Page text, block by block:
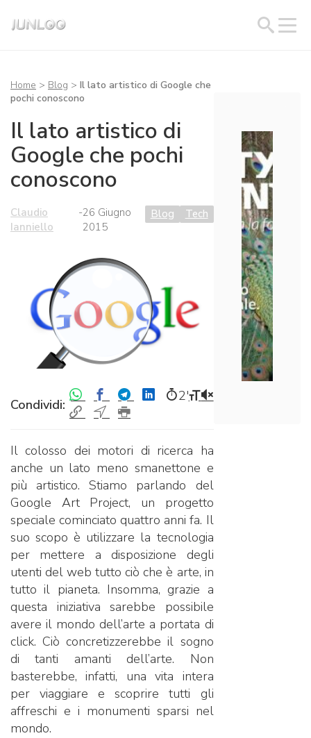
Home > Blog > Il lato artistico di Google che
pochi conoscono
Il lato artistico di
Google che pochi
conoscono
Claudio
Ianniello
-26 Giugno
2015
Blog Tech
Condividi:
2′
Il colosso dei motori di ricerca ha
anche un lato meno smanettone e
più artistico. Stiamo parlando del
Google Art Project, un progetto
speciale cominciato quattro anni fa. Il
suo scopo è utilizzare la tecnologia
per mettere a disposizione degli
utenti del web tutto ciò che è arte, in
tutto il pianeta. Insomma, grazie a
questa iniziativa sarebbe possibile
avere il mondo dell’arte a portata di
click. Ciò concretizzerebbe il sogno
di tanti amanti dell’arte. Non
basterebbe, infatti, una vita intera
per viaggiare e scoprire tutti gli
affreschi e i monumenti sparsi nel
mondo.